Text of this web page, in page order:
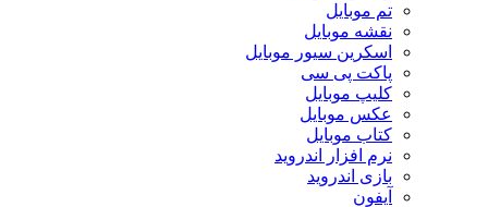
تم موبایل
نقشه موبایل
اسکرین سیور موبایل
پاکت پی سی
کلیپ موبایل
عکس موبایل
کتاب موبایل
نرم افزار اندروید
بازی اندروید
آیفون